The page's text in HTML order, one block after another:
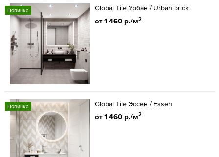
Новинка Global Tile Урбан / Urban brick
от 1 460 р./м2
Новинка Global Tile Эссен / Essen
от 1 460 р./м2